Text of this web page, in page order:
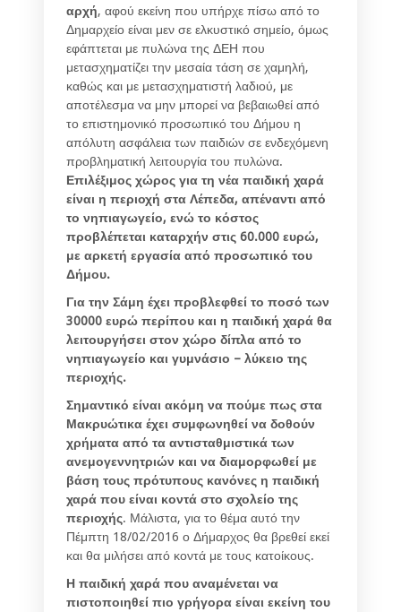
αρχή, αφού εκείνη που υπήρχε πίσω από το
Δημαρχείο είναι μεν σε ελκυστικό σημείο, όμως
εφάπτεται με πυλώνα της ΔΕΗ που
μετασχηματίζει την μεσαία τάση σε χαμηλή,
καθώς και με μετασχηματιστή λαδιού, με
αποτέλεσμα να μην μπορεί να βεβαιωθεί από
το επιστημονικό προσωπικό του Δήμου η
απόλυτη ασφάλεια των παιδιών σε ενδεχόμενη
προβληματική λειτουργία του πυλώνα.
Επιλέξιμος χώρος για τη νέα παιδική χαρά
είναι η περιοχή στα Λέπεδα, απέναντι από
το νηπιαγωγείο, ενώ το κόστος
προβλέπεται καταρχήν στις 60.000 ευρώ,
με αρκετή εργασία από προσωπικό του
Δήμου.
Για την Σάμη έχει προβλεφθεί το ποσό των
30000 ευρώ περίπου και η παιδική χαρά θα
λειτουργήσει στον χώρο δίπλα από το
νηπιαγωγείο και γυμνάσιο – λύκειο της
περιοχής.
Σημαντικό είναι ακόμη να πούμε πως στα
Μακρυώτικα έχει συμφωνηθεί να δοθούν
χρήματα από τα αντισταθμιστικά των
ανεμογεννητριών και να διαμορφωθεί με
βάση τους πρότυπους κανόνες η παιδική
χαρά που είναι κοντά στο σχολείο της
περιοχής. Μάλιστα, για το θέμα αυτό την
Πέμπτη 18/02/2016 ο Δήμαρχος θα βρεθεί εκεί
και θα μιλήσει από κοντά με τους κατοίκους.
Η παιδική χαρά που αναμένεται να
πιστοποιηθεί πιο γρήγορα είναι εκείνη του